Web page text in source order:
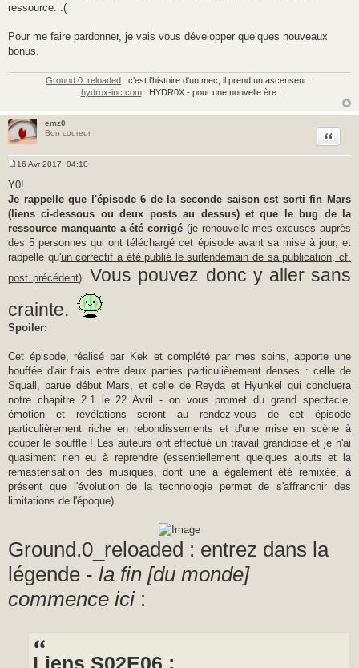
ressource. :(
Pour me faire pardonner, je vais vous développer quelques nouveaux
bonus.
Ground.0_reloaded : c'est l'histoire d'un mec, il prend un ascenseur...
.:hydrox-inc.com: HYDR0X - pour une nouvelle ère :.
emz0
Bon coureur
Citer
e
s
s
a
g
e
16 Avr 2017, 04:10
Y0!
Je rappelle que l'épisode 6 de la seconde saison est sorti fin Mars
(liens ci-dessous ou deux posts au dessus) et que le bug de la
ressource manquante a été corrigé (je renouvelle mes excuses auprès
des 5 personnes qui ont téléchargé cet épisode avant sa mise à jour, et
rappelle qu'un correctif a été publié le surlendemain de sa publication, cf.
post précédent). Vous pouvez donc y aller sans
crainte.
Spoiler:
Cet épisode, réalisé par Kek et complété par mes soins, apporte une
bouffée d'air frais entre deux parties particulièrement denses : celle de
Squall, parue début Mars, et celle de Reyda et Hyunkel qui concluera
notre chapitre 2.1 le 22 Avril - on vous promet du grand spectacle,
émotion et révélations seront au rendez-vous de cet épisode
particulièrement riche en rebondissements et d'une mise en scène à
couper le souffle ! Les auteurs ont effectué un travail grandiose et je n'ai
quasiment rien eu à reprendre (essentiellement quelques ajouts et la
remasterisation des musiques, dont une a également été remixée, à
présent que l'évolution de la technologie permet de s'affranchir des
limitations de l'époque).
Ground.0_reloaded : entrez dans la
légende - la fin [du monde]
commence ici:
Liens S02E06 :